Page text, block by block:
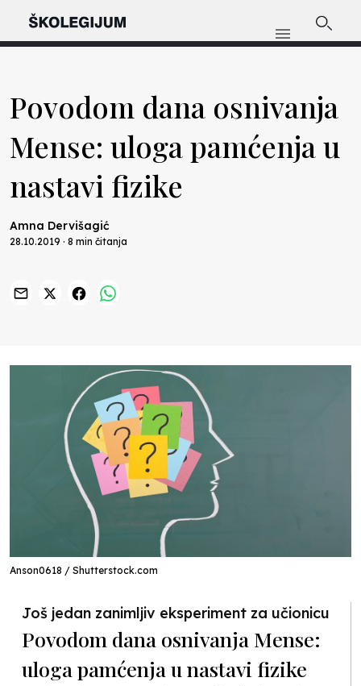
Povodom dana osnivanja
Mense: uloga pamćenja u
nastavi fizike
Amna Dervišagić
28.10.2019 · 8 min čitanja
Anson0618 / Shutterstock.com
Još jedan zanimljiv eksperiment za učionicu
Povodom dana osnivanja Mense:
uloga pamćenja u nastavi fizike